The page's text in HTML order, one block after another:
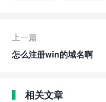
上一篇
怎么注册win的域名啊
相关文章